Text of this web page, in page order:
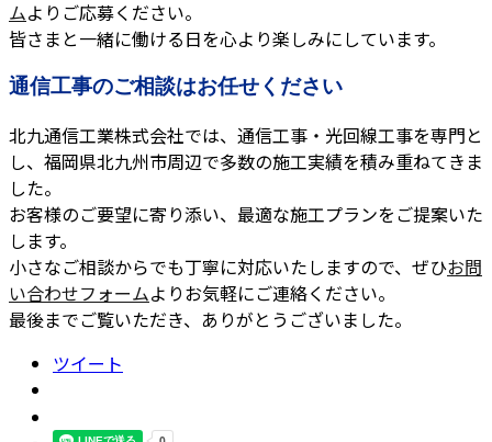
ムよりご応募ください。
皆さまと一緒に働ける日を心より楽しみにしています。
通信工事のご相談はお任せください
北九通信工業株式会社では、通信工事・光回線工事を専門と
し、福岡県北九州市周辺で多数の施工実績を積み重ねてきま
した。
お客様のご要望に寄り添い、最適な施工プランをご提案いた
します。
小さなご相談からでも丁寧に対応いたしますので、ぜひお問
い合わせフォームよりお気軽にご連絡ください。
最後までご覧いただき、ありがとうございました。
ツイート